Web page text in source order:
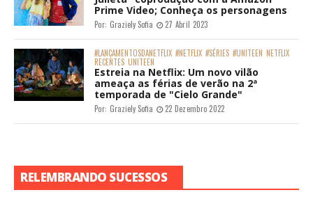
Prime Video; Conheça os personagens
Por: Graziely Sofia 27 Abril 2023
#LANÇAMENTOSDANETFLIX #NETFLIX #SÉRIES #UNITEEN NETFLIX
RECENTES UNITEEN
Estreia na Netflix: Um novo vilão
ameaça as férias de verão na 2ª
temporada de "Cielo Grande"
Por: Graziely Sofia 22 Dezembro 2022
RELEMBRANDO SUCESSOS